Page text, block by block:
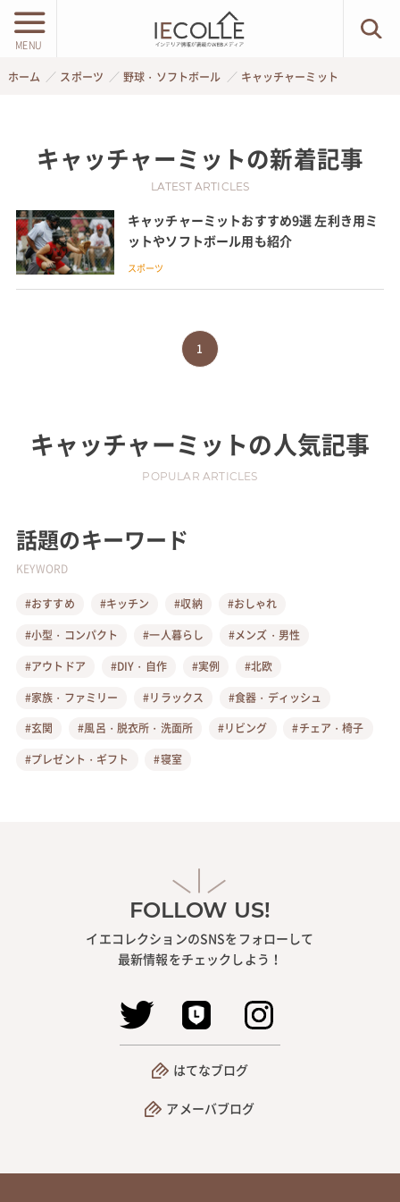
MENU
ホーム スポーツ 野球・ソフトボール キャッチャーミット
キャッチャーミットの新着記事
LATEST ARTICLES
キャッチャーミットおすすめ9選 左利き用ミ
ットやソフトボール用も紹介
スポーツ
1
キャッチャーミットの人気記事
POPULAR ARTICLES
話題のキーワード
KEYWORD
#おすすめ #キッチン #収納
#おしゃれ
#小型・コンパクト
#一人暮らし
#メンズ・男性
#アウトドア
#DIY・自作 #実例
#北欧
#家族・ファミリー
#リラックス
#食器・ディッシュ
#玄関
#風呂・脱衣所・洗面所 #リビング
#チェア・椅子
#プレゼント・ギフト
#寝室
FOLLOW US!
イエコレクションのSNSをフォローして
最新情報をチェックしよう！
はてなブログ
アメーバブログ